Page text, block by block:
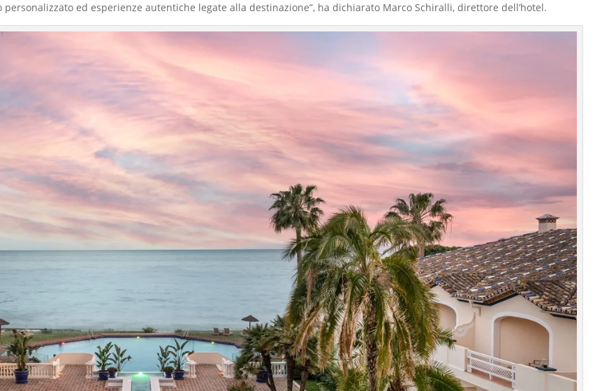
ed esperienze autentiche legate alla destinazione”, ha dichiarato Marco Schiralli, direttore dell’hotel.